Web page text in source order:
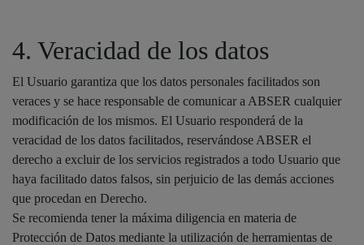
4. Veracidad de los datos
El Usuario garantiza que los datos personales facilitados son
veraces y se hace responsable de comunicar a ABSER cualquier
modificación de los mismos. El Usuario responderá de la
veracidad de los datos facilitados, reservándose ABSER el
derecho a excluir de los servicios registrados a todo Usuario que
haya facilitado datos falsos, sin perjuicio de las demás acciones
que procedan en Derecho.
Se recomienda tener la máxima diligencia en materia de
Protección de Datos mediante la utilización de herramientas de